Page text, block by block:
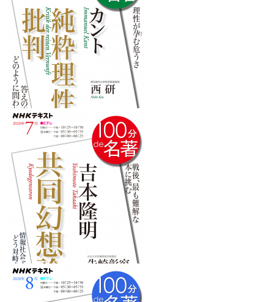
『ピノッキオの冒険』
を読みたくなるフレーズ
『純粋理性批判』
を読みたくなるフレーズ